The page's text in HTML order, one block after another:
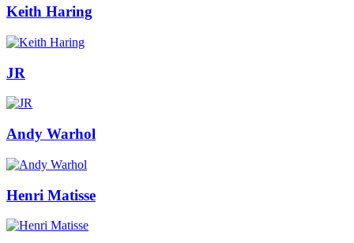
Keith Haring
JR
Andy Warhol
Henri Matisse